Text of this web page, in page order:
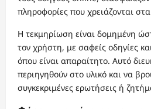
πληροφορίες που χρειάζονται
Η τεκμηρίωση είναι δομημένη
τον χρήστη, με σαφείς οδηγίες
όπου είναι απαραίτητο. Αυτό
περιηγηθούν στο υλικό και να
συγκεκριμένες ερωτήσεις ή